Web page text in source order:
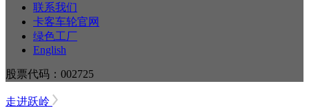
联系我们
卡客车轮官网
绿色工厂
English
股票代码：002725
走进跃岭